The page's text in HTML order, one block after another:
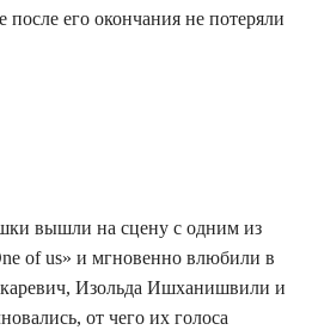
после его окончания не потеряли
вышли на сцену с одним из
of us» и мгновенно влюбили в
Изольда Ишханишвили и
от чего их голоса